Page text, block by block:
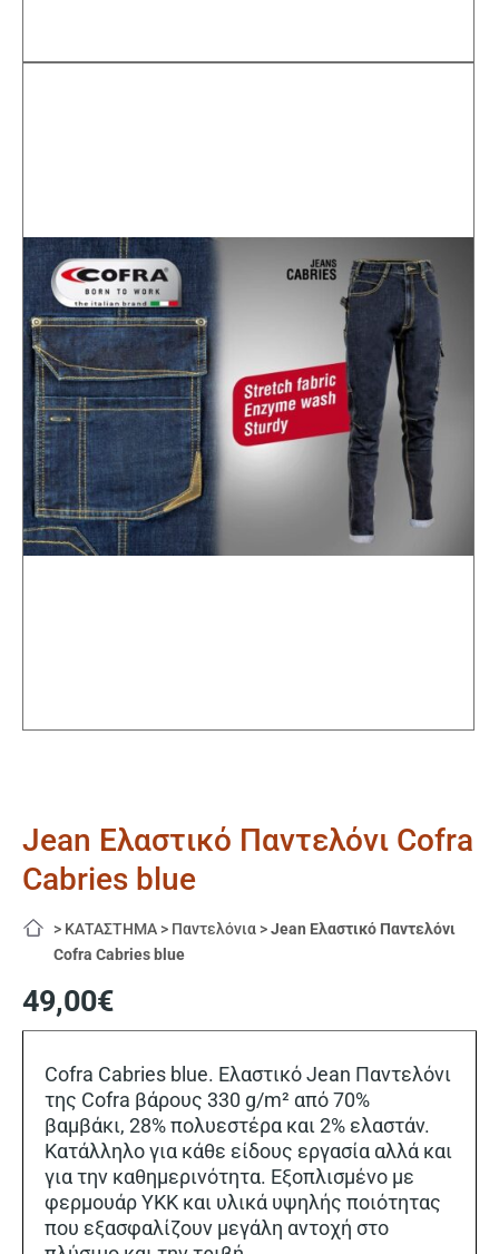
Jean Ελαστικό Παντελόνι Cofra
Cabries blue
> ΚΑΤΑΣΤΗΜΑ > Παντελόνια >Jean Ελαστικό Παντελόνι
Cofra Cabries blue
49,00€
Cofra Cabries blue. Ελαστικό Jean Παντελόνι
της Cofra βάρους 330 g/m² από 70%
βαμβάκι, 28% πολυεστέρα και 2% ελαστάν.
Κατάλληλο για κάθε είδους εργασία αλλά και
για την καθημερινότητα. Εξοπλισμένο με
φερμουάρ ΥΚΚ και υλικά υψηλής ποιότητας
που εξασφαλίζουν μεγάλη αντοχή στο